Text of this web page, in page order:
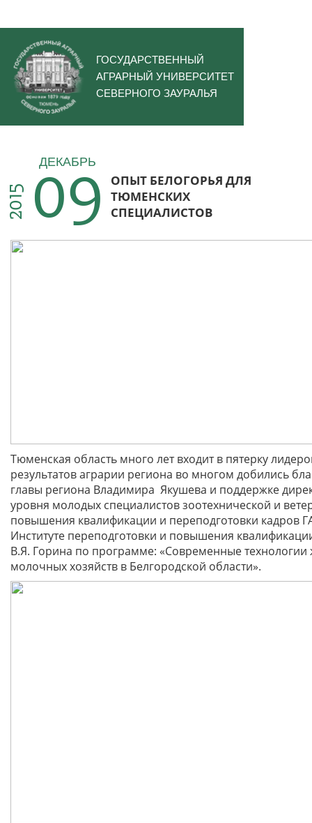
ГОСУДАРСТВЕННЫЙ
АГРАРНЫЙ УНИВЕРСИТЕТ
СЕВЕРНОГО ЗАУРАЛЬЯ
2015
ДЕКАБРЬ
09
ОПЫТ БЕЛОГОРЬЯ ДЛЯ
ТЮМЕНСКИХ
СПЕЦИАЛИСТОВ
Тюменская область много лет входит в пятерку
результатов аграрии региона во многом добились
главы региона Владимира Якушева и поддержке
уровня молодых специалистов зоотехнической и
повышения квалификации и переподготовки кадров
Институте переподготовки и повышения
В.Я. Горина по программе: «Современные
молочных хозяйств в Белгородской области».